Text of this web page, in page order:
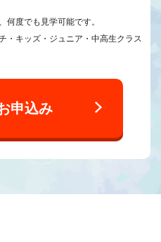
度でも見学可能です。
・キッズ・ジュニア・中高生クラス
申込み